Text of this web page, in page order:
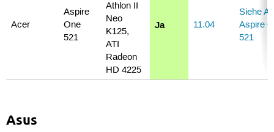
Acer
Aspire
One
521
Athlon II
Neo
K125,
ATI
Radeon
HD 4225
Ja 11.04
Siehe
Aspire
521
Asus